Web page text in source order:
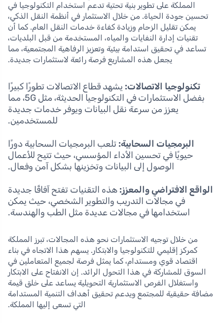
المملكة على تطوير بنية تحتية تدعم استخدام التكنولوجيا في
تحسين جودة الحياة. من خلال الاستثمار في أنظمة النقل الذكي،
يمكن تقليل الزحام وزيادة كفاءة خدمات النقل العام. كما أن
تقنيات إدارة النفايات والمياه، المستخدمة من قبل البلديات،
تساعد في تحقيق استدامة بيئية وتعزيز الرفاهية المجتمعية، مما
يجعل هذه المشاريع فرصة رائعة لاستثمارات جديدة.
تكنولوجيا الاتصالات: يشهد قطاع الاتصالات تطورًا كبيرًا
بفضل الاستثمارات في التكنولوجيا الحديثة، مثل 5G، مما
يعزز من سرعة نقل البيانات ويوفر خدمات جديدة
للمستخدمين.
البرمجيات السحابية: تلعب البرمجيات السحابية دورًا
حيويًا في تحسين الأداء المؤسسي، حيث تتيح للأعمال
الوصول إلى البيانات وتخزينها بشكل آمن وفعال.
الواقع الافتراضي والمعزز: هذه التقنيات تفتح آفاقًا جديدة
في مجالات التدريب والتطوير الشخصي، حيث يمكن
استخدامها في مجالات عديدة مثل الطب والهندسة.
من خلال توجيه الاستثمارات نحو هذه المجالات، تبرز المملكة
كمركز إقليمي للتكنولوجيا والابتكار. يسهم هذا الاتجاه في بناء
اقتصاد قوي ومستدام، كما يمثل فرصة لجميع المتعاملين في
السوق للمشاركة في هذا التحول الرائد. إن الانفتاح على الابتكار
واستغلال الفرص الاستثمارية التحويلية يساعد على خلق قيمة
مضافة حقيقية للمجتمع ويدعم تحقيق أهداف التنمية المستدامة
التي تسعى إليها المملكة.